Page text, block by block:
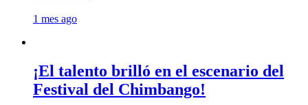
1 mes ago
¡El talento brilló en el escenario del
Festival del Chimbango!